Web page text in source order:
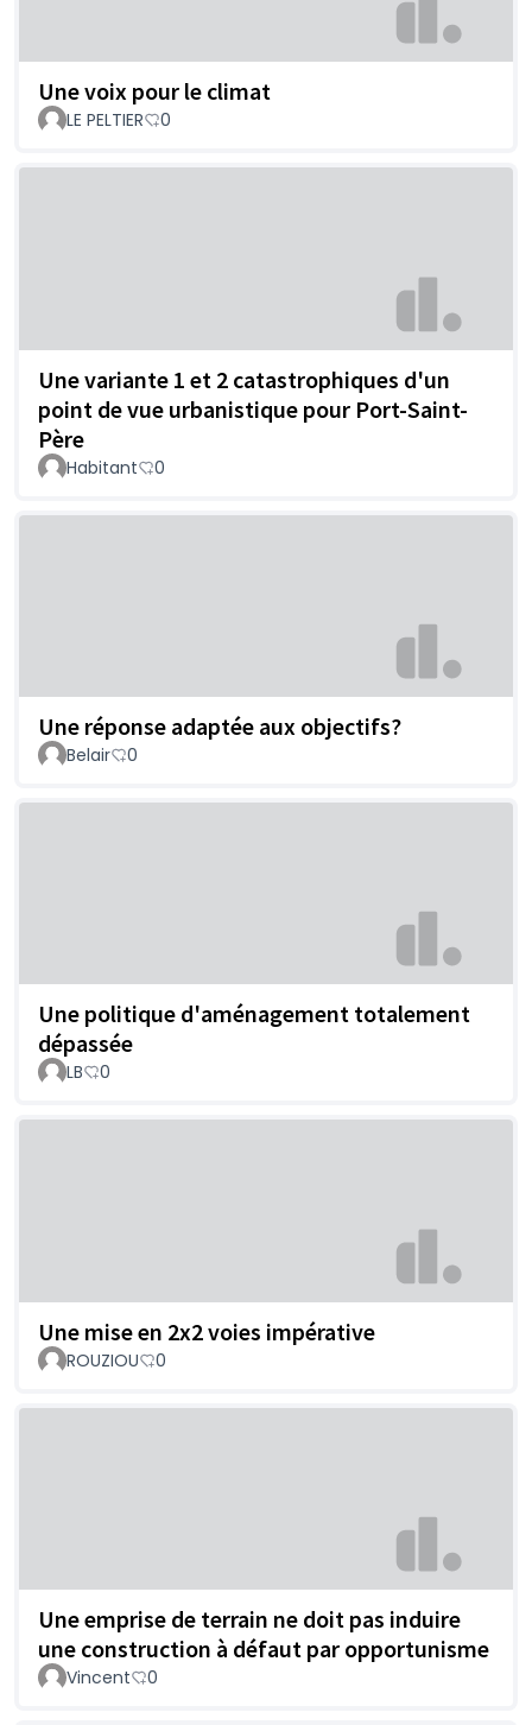
Une voix pour le climat
LE PELTIER 0
Une variante 1 et 2 catastrophiques d'un
point de vue urbanistique pour Port-Saint-
Père
Habitant 0
Une réponse adaptée aux objectifs?
Belair 0
Une politique d'aménagement totalement
dépassée
LB 0
Une mise en 2x2 voies impérative
ROUZIOU 0
Une emprise de terrain ne doit pas induire
une construction à défaut par opportunisme
Vincent 0